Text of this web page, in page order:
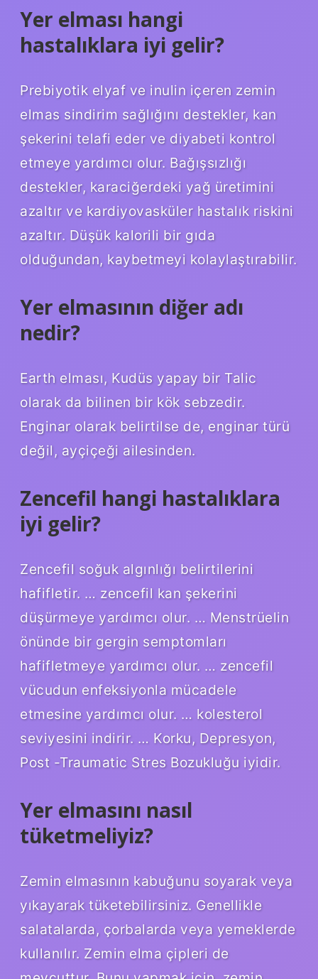
Yer elması hangi
hastalıklara iyi gelir?
Prebiyotik elyaf ve inulin içeren zemin
elmas sindirim sağlığını destekler, kan
şekerini telafi eder ve diyabeti kontrol
etmeye yardımcı olur. Bağışsızlığı
destekler, karaciğerdeki yağ üretimini
azaltır ve kardiyovasküler hastalık riskini
azaltır. Düşük kalorili bir gıda
olduğundan, kaybetmeyi kolaylaştırabilir.
Yer elmasının diğer adı
nedir?
Earth elması, Kudüs yapay bir Talic
olarak da bilinen bir kök sebzedir.
Enginar olarak belirtilse de, enginar türü
değil, ayçiçeği ailesinden.
Zencefil hangi hastalıklara
iyi gelir?
Zencefil soğuk algınlığı belirtilerini
hafifletir. … zencefil kan şekerini
düşürmeye yardımcı olur. … Menstrüelin
önünde bir gergin semptomları
hafifletmeye yardımcı olur. … zencefil
vücudun enfeksiyonla mücadele
etmesine yardımcı olur. … kolesterol
seviyesini indirir. … Korku, Depresyon,
Post -Traumatic Stres Bozukluğu iyidir.
Yer elmasını nasıl
tüketmeliyiz?
Zemin elmasının kabuğunu soyarak veya
yıkayarak tüketebilirsiniz. Genellikle
salatalarda, çorbalarda veya yemeklerde
kullanılır. Zemin elma çipleri de